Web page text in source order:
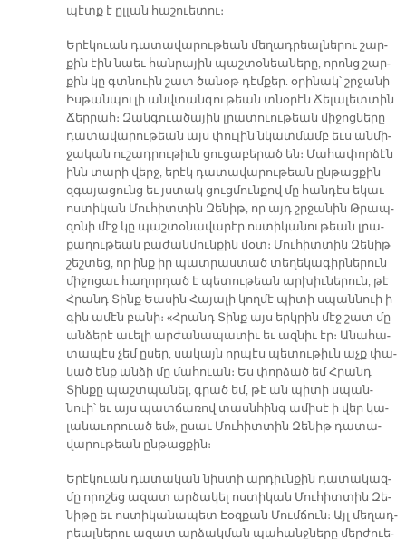
պէտք է ըլ­լան հա­շուե­տու։
Ե­րէ­կուան դա­տա­վա­րու­թեան մե­ղադ­րեալ­նե­րու շար­
քին էին նաեւ հան­րա­յին պաշ­տօ­նեա­նե­րը, ո­րոնց շար­
քին կը գտնուին շատ ծա­նօթ դէմ­քեր. օ­րի­նակ՝ շրջա­նի
Իս­թան­պու­լի անվ­տան­գու­թեան տնօ­րէն Ճե­լա­լետ­տին
Ճեր­րահ։ Զան­գուա­ծա­յին լրա­տուու­թեան մի­ջոց­նե­րը
դա­տա­վա­րու­թեան այս փու­լին նկատ­մամբ եւս ան­մի­
ջա­կան ու­շադ­րու­թիւն ցու­ցա­բե­րած են։ Մա­հա­փոր­ձէն
ինն տա­րի վերջ, ե­րէկ դա­տա­վա­րու­թեան ըն­թաց­քին
զգա­յա­ցունց եւ յստակ ցուց­մուն­քով մը հան­դէս ե­կաւ
ոս­տի­կան Մու­հիտ­տին Զե­նիթ, որ այդ շրջա­նին Թրապ­
զո­նի մէջ կը պաշ­տօ­նա­վա­րէր ոս­տի­կա­նու­թեան լրա­
քա­ղու­թեան բա­ժան­մուն­քին մօտ։ Մու­հիտ­տին Զե­նիթ
շեշ­տեց, որ ինք իր պատ­րաս­տած տե­ղե­կա­գիր­նե­րուն
մի­ջո­ցաւ հա­ղոր­դած է պե­տու­թեան ար­խիւ­նե­րուն, թէ
Հրանդ Տինք Եա­սին Հա­յա­լի կող­մէ պի­տի սպան­նուի ի
գին ա­մէն բա­նի։ «Հրանդ Տինք այս երկ­րին մէջ շատ մը
ան­ձե­րէ ա­ւե­լի ար­ժա­նա­պա­տիւ եւ ազ­նիւ էր։ Ա­նա­հա­
տա­պէս չեմ ը­սեր, սա­կայն որ­պէս պե­տու­թիւն աչք փա­
կած ենք ան­ձի մը մա­հուան։ Ես փոր­ձած եմ Հրանդ
Տին­քը պաշտ­պա­նել, գրած եմ, թէ ան պի­տի սպան­
նուի՝ եւ այս պատ­ճա­ռով տասն­հինգ ա­մի­սէ ի վեր կա­
լա­նա­ւո­րուած եմ», ը­սաւ Մու­հիտ­տին Զե­նիթ դա­տա­
վա­րու­թեան ըն­թաց­քին։
Ե­րէ­կուան դա­տա­կան նիս­տի ար­դիւն­քին դա­տա­կազ­
մը ո­րո­շեց ա­զատ ար­ձա­կել ոս­տի­կան Մու­հիտ­տին Զե­
նի­թը եւ ոս­տի­կա­նա­պետ Էօզ­քան Մում­ճուն։ Այլ մե­ղադ­
րեալ­նե­րու ա­զատ ար­ձակ­ման պա­հանջ­նե­րը մեր­ժուե­